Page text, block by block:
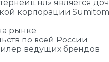
является
корпорации
рынке
по всей России
ведущих брендов